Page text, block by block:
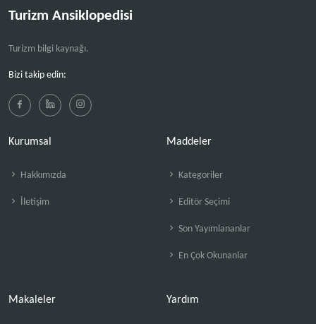
Turizm Ansiklopedisi
Turizm bilgi kaynağı.
Bizi takip edin:
Kurumsal
Hakkımızda
İletişim
Maddeler
Kategoriler
Editör Seçimi
Son Yayımlananlar
En Çok Okunanlar
Makaleler Yardım